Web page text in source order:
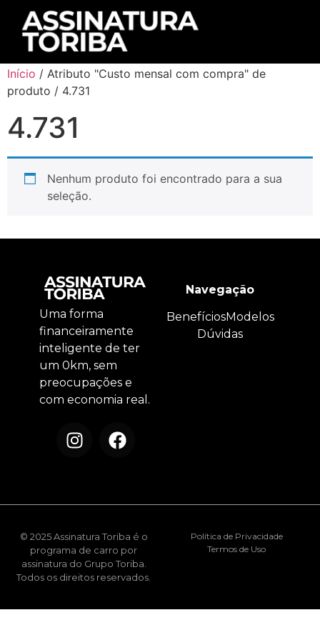
Início / Atributo "Custo mensal com compra" de
produto / 4.731
4.731
Nenhum produto foi encontrado para a sua
seleção.
Uma forma
financeiramente
inteligente de ter
um 0km, sem
preocupações e
com economia real.
Navegação
BenefíciosModelos
Dúvidas
© 2025 Assinatura Toriba é o
programa de carro por
assinatura do Grupo Toriba.
Todos os direitos reservados.
Política de Privacidade
Termos de Uso